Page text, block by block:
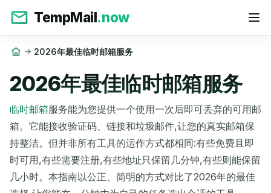
TempMail.now
2026年最佳临时邮箱服务
2026年最佳临时邮箱服务
临时邮箱服务能为您提供一个使用一次后即可丢弃的可用邮
箱。它能接收验证码、链接和垃圾邮件,让您的真实邮箱保
持整洁。但并非所有工具的运作方式都相同:有些免费且即
时可用,有些需要注册,有些地址只保留几分钟,有些则能保留
几小时。本指南以公正、简明的方式对比了2026年的最佳